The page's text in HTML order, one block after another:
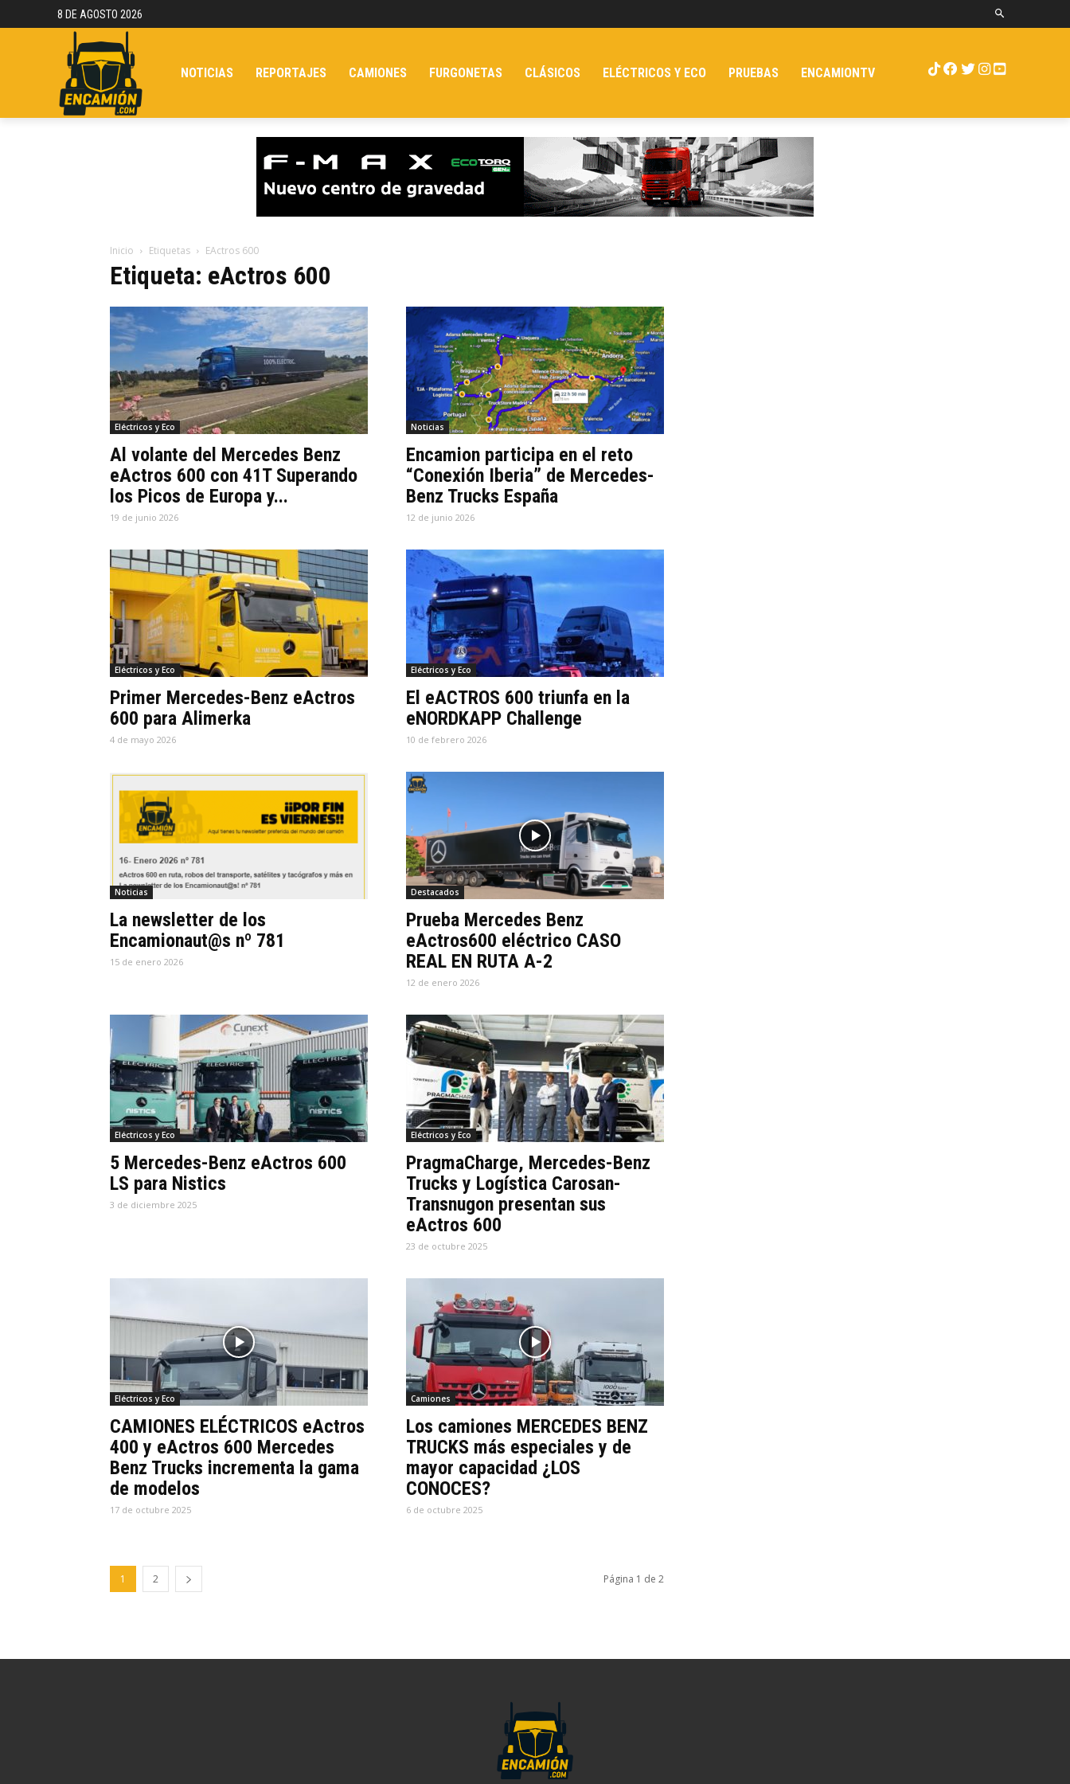
8 DE AGOSTO 2026
NOTICIAS REPORTAJES CAMIONES FURGONETAS CLÁSICOS ELÉCTRICOS Y ECO PRUEBAS ENCAMIONTV
Inicio Etiquetas EActros 600
Etiqueta: eActros 600
Eléctricos y Eco
Al volante del Mercedes Benz
eActros 600 con 41T Superando
los Picos de Europa y...
19 de junio 2026
Noticias
Encamion participa en el reto
“Conexión Iberia” de Mercedes-
Benz Trucks España
12 de junio 2026
Eléctricos y Eco
Primer Mercedes-Benz eActros
600 para Alimerka
4 de mayo 2026
Eléctricos y Eco
El eACTROS 600 triunfa en la
eNORDKAPP Challenge
10 de febrero 2026
Noticias
La newsletter de los
Encamionaut@s nº 781
15 de enero 2026
Destacados
Prueba Mercedes Benz
eActros600 eléctrico CASO
REAL EN RUTA A-2
12 de enero 2026
Eléctricos y Eco
5 Mercedes-Benz eActros 600
LS para Nistics
3 de diciembre 2025
Eléctricos y Eco
PragmaCharge, Mercedes-Benz
Trucks y Logística Carosan-
Transnugon presentan sus
eActros 600
23 de octubre 2025
Eléctricos y Eco
CAMIONES ELÉCTRICOS eActros
400 y eActros 600 Mercedes
Benz Trucks incrementa la gama
de modelos
17 de octubre 2025
Camiones
Los camiones MERCEDES BENZ
TRUCKS más especiales y de
mayor capacidad ¿LOS
CONOCES?
6 de octubre 2025
1 2 Página 1 de 2